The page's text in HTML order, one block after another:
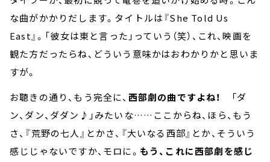
な曲がかかりだします。タイトルは『She Told Us
East』。「彼女は東と言った」っていう（笑）、これ、映画を
観た方だったらね、どういう意味かはおわかりかと思いま
すが。
お聴きの通り、もう完全に、 西部劇の曲ですよね！
「ダ
ン、ダン、ダダン♪」みたいな……ここからね、ほら、もう
さ、『荒野の七人』とかさ、『大いなる西部』とか、そういう
感じじゃないですか、モロに。 もう、これに西部劇を感じ